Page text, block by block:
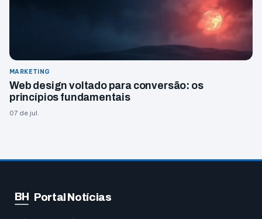
MARKETING
Web design voltado para conversão: os
princípios fundamentais
07 de jul.
BH Portal Notícias